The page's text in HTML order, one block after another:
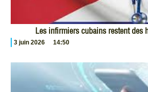
Les infirmiers cubains restent des
3 juin 2026 14:50